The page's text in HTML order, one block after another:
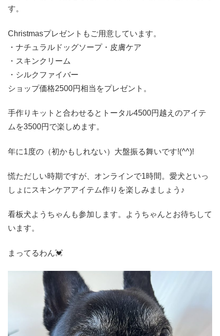
す。
Christmasプレゼントもご用意しています。
・ナチュラルドッグソープ・皮膚ケア
・スキンクリーム
・シルクファイバー
ショップ価格2500円相当をプレゼント。
手作りキットと合わせるとトータル4500円越えのアイテ
ムを3500円で楽しめます。
年に1度の（初かもしれない）大盤振る舞いです!(^^)!
慌ただしい時期ですが、オンラインで1時間。愛犬といっ
しょにスキンケアアイテム作りを楽しみましょう♪
看板犬ようちゃんも参加します。ようちゃんとお待ちして
います。
まってるわん💓